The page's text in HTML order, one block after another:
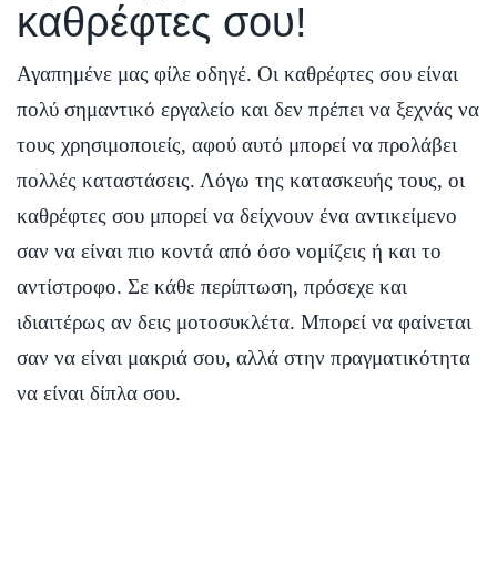
καθρέφτες σου!
Αγαπημένε μας φίλε οδηγέ. Οι καθρέφτες σου είναι
πολύ σημαντικό εργαλείο και δεν πρέπει να ξεχνάς να
τους χρησιμοποιείς, αφού αυτό μπορεί να προλάβει
πολλές καταστάσεις. Λόγω της κατασκευής τους, οι
καθρέφτες σου μπορεί να δείχνουν ένα αντικείμενο
σαν να είναι πιο κοντά από όσο νομίζεις ή και το
αντίστροφο. Σε κάθε περίπτωση, πρόσεχε και
ιδιαιτέρως αν δεις μοτοσυκλέτα. Μπορεί να φαίνεται
σαν να είναι μακριά σου, αλλά στην πραγματικότητα
να είναι δίπλα σου.